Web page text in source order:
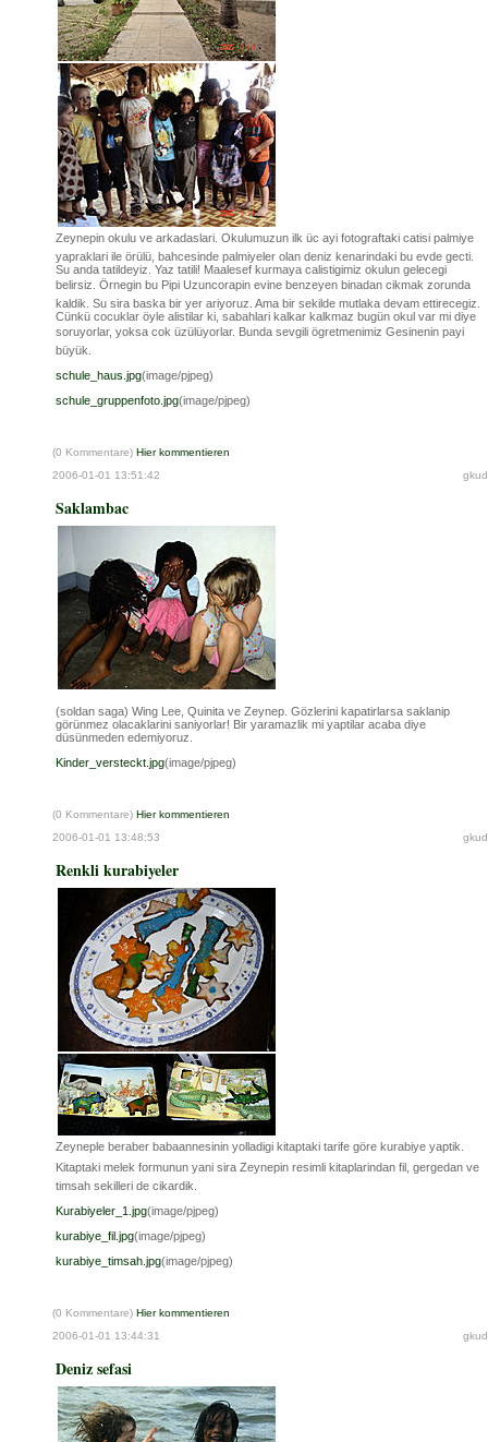
Zeynepin okulu ve arkadaslari. Okulumuzun ilk üc ayi fotograftaki catisi palmiye
yapraklari ile örülü, bahcesinde palmiyeler olan deniz kenarindaki bu evde gecti.
Su anda tatildeyiz. Yaz tatili! Maalesef kurmaya calistigimiz okulun gelecegi
belirsiz. Örnegin bu Pipi Uzuncorapin evine benzeyen binadan cikmak zorunda
kaldik. Su sira baska bir yer ariyoruz. Ama bir sekilde mutlaka devam ettirecegiz.
Cünkü cocuklar öyle alistilar ki, sabahlari kalkar kalkmaz bugün okul var mi diye
soruyorlar, yoksa cok üzülüyorlar. Bunda sevgili ögretmenimiz Gesinenin payi
büyük.
schule_haus.jpg(image/pjpeg)
schule_gruppenfoto.jpg(image/pjpeg)
(0 Kommentare) Hier kommentieren
2006-01-01 13:51:42
gkud
Saklambac
(soldan saga) Wing Lee, Quinita ve Zeynep. Gözlerini kapatirlarsa saklanip
görünmez olacaklarini saniyorlar! Bir yaramazlik mi yaptilar acaba diye
düsünmeden edemiyoruz.
Kinder_versteckt.jpg(image/pjpeg)
(0 Kommentare) Hier kommentieren
2006-01-01 13:48:53
gkud
Renkli kurabiyeler
Zeyneple beraber babaannesinin yolladigi kitaptaki tarife göre kurabiye yaptik.
Kitaptaki melek formunun yani sira Zeynepin resimli kitaplarindan fil, gergedan ve
timsah sekilleri de cikardik.
Kurabiyeler_1.jpg(image/pjpeg)
kurabiye_fil.jpg(image/pjpeg)
kurabiye_timsah.jpg(image/pjpeg)
(0 Kommentare) Hier kommentieren
2006-01-01 13:44:31
gkud
Deniz sefasi